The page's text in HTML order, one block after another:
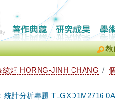
教
紘炬 HORNG-JINH CHANG
統計分析專題 TLGXD1M2716 0A